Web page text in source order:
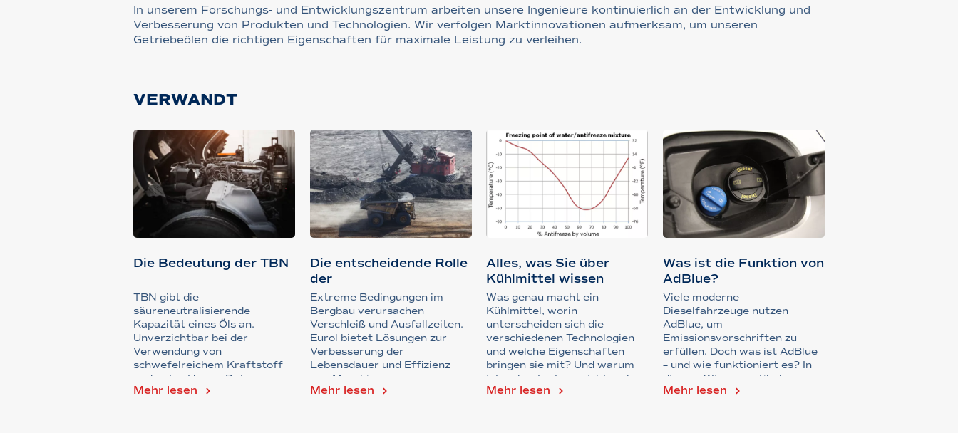
In unserem Forschungs- und Entwicklungszentrum arbeiten unsere Ingenieure kontinuierlich an der Entwicklung und
Verbesserung von Produkten und Technologien. Wir verfolgen Marktinnovationen aufmerksam, um unseren
Getriebeölen die richtigen Eigenschaften für maximale Leistung zu verleihen.
VERWANDT
Die Bedeutung der TBN
TBN gibt die
säureneutralisierende
Kapazität eines Öls an.
Unverzichtbar bei der
Verwendung von
schwefelreichem Kraftstoff
und unter Heavy-Duty-
Bedingungen zum Schutz vor
Mehr lesen
Die entscheidende Rolle
der
Hochleistungsschmierun
...
Extreme Bedingungen im
Bergbau verursachen
Verschleiß und Ausfallzeiten.
Eurol bietet Lösungen zur
Verbesserung der
Lebensdauer und Effizienz
von Maschinen.
Mehr lesen
Alles, was Sie über
Kühlmittel wissen
müssen
Was genau macht ein
Kühlmittel, worin
unterscheiden sich die
verschiedenen Technologien
und welche Eigenschaften
bringen sie mit? Und warum
ist es heutzutage nicht mehr
mög...
Mehr lesen
Was ist die Funktion von
AdBlue?
Viele moderne
Dieselfahrzeuge nutzen
AdBlue, um
Emissionsvorschriften zu
erfüllen. Doch was ist AdBlue
– und wie funktioniert es? In
diesem Wissensartikel
erläutern wir das...
Mehr lesen